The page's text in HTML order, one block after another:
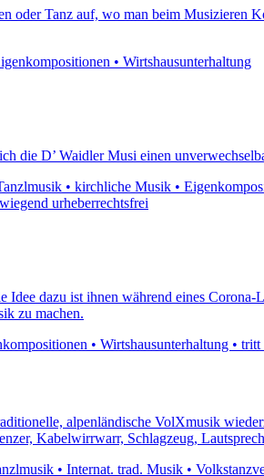
oder Tanz auf, wo man beim Musizieren
• Wirtshausunterhaltung
die D’ Waidler Musi einen
• kirchliche Musik •
urheberrechtsfrei
dazu ist ihnen während eines
zu machen.
• Wirtshausunterhaltung •
alpenländische VolXmusik
Kabelwirrwarr, Schlagzeug,
• Internat. trad. Musik •